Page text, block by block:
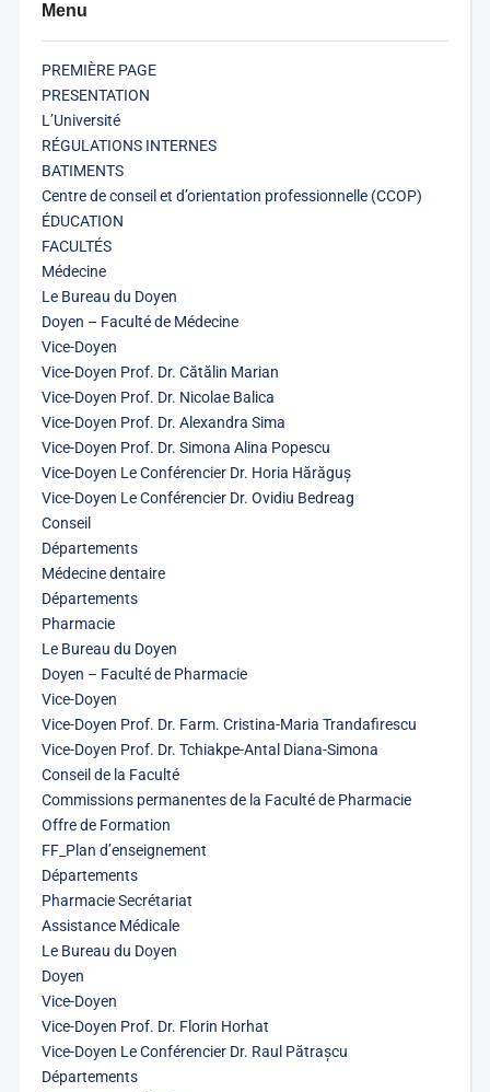
Menu
PREMIÈRE PAGE
PRESENTATION
L’Université
RÉGULATIONS INTERNES
BATIMENTS
Centre de conseil et d’orientation professionnelle (CCOP)
ÉDUCATION
FACULTÉS
Médecine
Le Bureau du Doyen
Doyen – Faculté de Médecine
Vice-Doyen
Vice-Doyen Prof. Dr. Cătălin Marian
Vice-Doyen Prof. Dr. Nicolae Balica
Vice-Doyen Prof. Dr. Alexandra Sima
Vice-Doyen Prof. Dr. Simona Alina Popescu
Vice-Doyen Le Conférencier Dr. Horia Hărăguș
Vice-Doyen Le Conférencier Dr. Ovidiu Bedreag
Conseil
Départements
Médecine dentaire
Départements
Pharmacie
Le Bureau du Doyen
Doyen – Faculté de Pharmacie
Vice-Doyen
Vice-Doyen Prof. Dr. Farm. Cristina-Maria Trandafirescu
Vice-Doyen Prof. Dr. Tchiakpe-Antal Diana-Simona
Conseil de la Faculté
Commissions permanentes de la Faculté de Pharmacie
Offre de Formation
FF_Plan d’enseignement
Départements
Pharmacie Secrétariat
Assistance Médicale
Le Bureau du Doyen
Doyen
Vice-Doyen
Vice-Doyen Prof. Dr. Florin Horhat
Vice-Doyen Le Conférencier Dr. Raul Pătrașcu
Départements